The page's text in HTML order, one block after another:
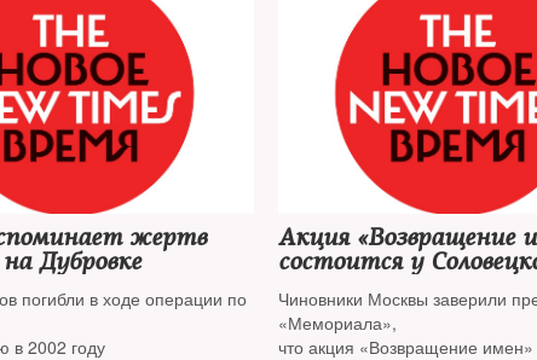
жертв
Дубровке
погибли в ходе операции по
в 2002 году
Акция «Возвращение
состоится у
камня
Чиновники Москвы заверили
«Мемориала»,
что акция «Возвращение имен»